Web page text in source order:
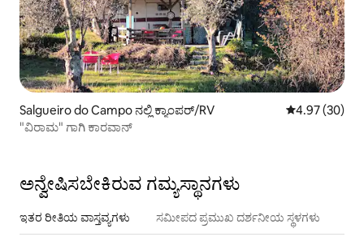
Salgueiro do Campo ನಲ್ಲಿ ಕ್ಯಾಂಪರ್/RV 5 ರಲ್ಲಿ 4.97
4.97 (30)
"ವಿರಾಮ" ಗಾಗಿ ಕಾರವಾನ್
ಅನ್ವೇಷಿಸಬೇಕಿರುವ ಗಮ್ಯಸ್ಥಾನಗಳು
ಇತರ ರೀತಿಯ ವಾಸ್ತವ್ಯಗಳು ಸಮೀಪದ ಪ್ರಮುಖ ದರ್ಶನೀಯ ಸ್ಥಳಗಳು